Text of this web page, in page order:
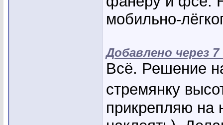
мобильно-
Добавлено через
Всё. Решение
стремянку
прикрепляю на